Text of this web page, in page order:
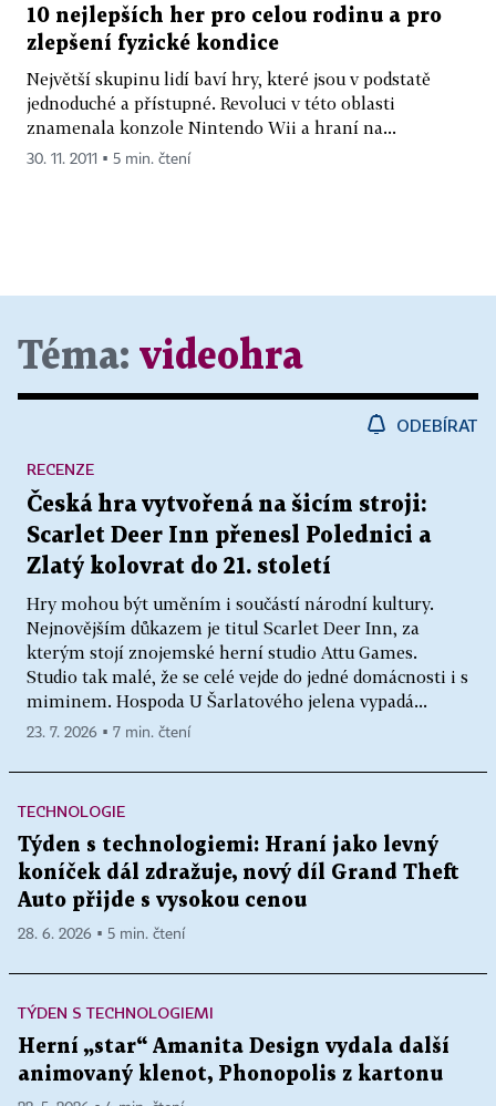
10 nejlepších her pro celou rodinu a pro
zlepšení fyzické kondice
Největší skupinu lidí baví hry, které jsou v podstatě
jednoduché a přístupné. Revoluci v této oblasti
znamenala konzole Nintendo Wii a hraní na...
30. 11. 2011 ▪ 5 min. čtení
Téma: videohra
ODEBÍRAT
Česká hra vytvořená na šicím stroji:
Scarlet Deer Inn přenesl Polednici a
Zlatý kolovrat do 21. století
Hry mohou být uměním i součástí národní kultury.
Nejnovějším důkazem je titul Scarlet Deer Inn, za
kterým stojí znojemské herní studio Attu Games.
Studio tak malé, že se celé vejde do jedné domácnosti i s
miminem. Hospoda U Šarlatového jelena vypadá...
RECENZE
23. 7. 2026 ▪ 7 min. čtení
TECHNOLOGIE
Týden s technologiemi: Hraní jako levný
koníček dál zdražuje, nový díl Grand Theft
Auto přijde s vysokou cenou
28. 6. 2026 ▪ 5 min. čtení
TÝDEN S TECHNOLOGIEMI
Herní „star“ Amanita Design vydala další
animovaný klenot, Phonopolis z kartonu